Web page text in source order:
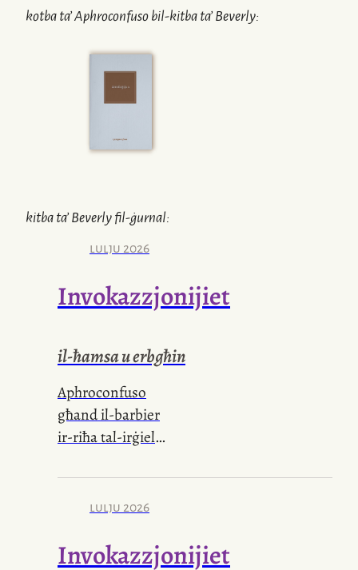
kotba ta’Aphroconfuso bil-kitba ta’ Beverly:
kitba ta’ Beverly fil-ġurnal:
lulju 2026
Invokazzjonijiet
il-ħamsa u erbgħin
Aphroconfuso
għand il-barbier
ir-riħa tal-irġiel
ix-xafra li ħelu
ddur mal-menti
t-terra li f’idejja
lulju 2026
Invokazzjonijiet